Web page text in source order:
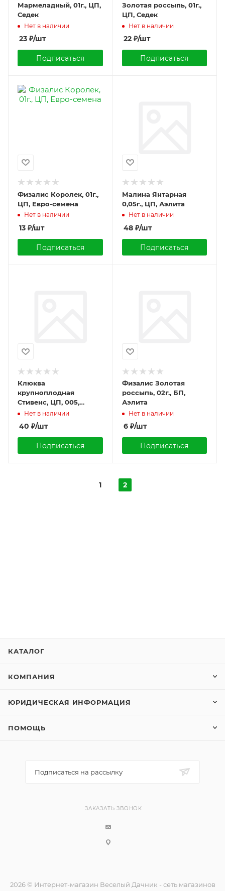
Мармеладный, 01г., ЦП,
Седек
Нет в наличии
23 ₽/шт
Подписаться
Золотая россыпь, 01г.,
ЦП, Седек
Нет в наличии
22₽/шт
Подписаться
Физалис Королек, 01г.,
ЦП, Евро-семена
Нет в наличии
13 ₽/шт
Подписаться
Малина Янтарная
0,05г., ЦП, Аэлита
Нет в наличии
48₽/шт
Подписаться
Клюква
крупноплодная
Стивенс, ЦП, 005,
Уральский урожай
Нет в наличии
40 ₽/шт
Подписаться
Физалис Золотая
россыпь, 02г., БП,
Аэлита
Нет в наличии
6₽/шт
Подписаться
1 2
КАТАЛОГ
КОМПАНИЯ
ЮРИДИЧЕСКАЯ ИНФОРМАЦИЯ
ПОМОЩЬ
Подписаться на рассылку
ЗАКАЗАТЬ ЗВОНОК
2026 © Интернет-магазин Веселый Дачник - сеть магазинов